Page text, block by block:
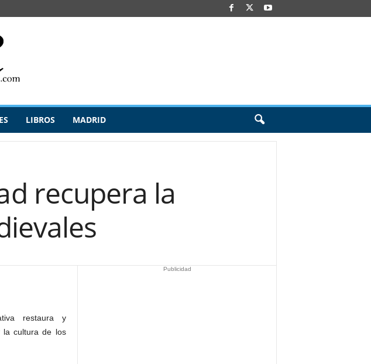
LIBROS MADRID
recupera la
restaura y
la cultura de los
Publicidad